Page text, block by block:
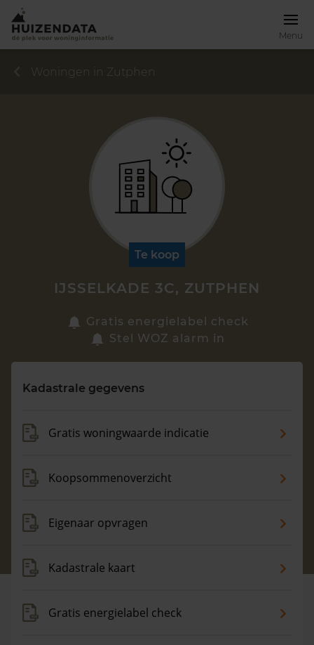
Menu
Zoek een woning
Maandag t/m vrijdag - 08:00 -18:00
Woningen in Zutphen
Te koop
IJSSELKADE 3C, ZUTPHEN
Gratis energielabel check
Stel WOZ alarm in
Kadastrale gegevens
Gratis woningwaarde indicatie
Koopsommenoverzicht
Eigenaar opvragen
Kadastrale kaart
Gratis energielabel check